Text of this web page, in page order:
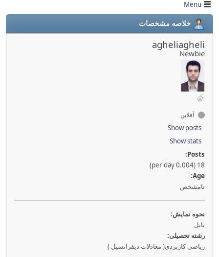
Menu
خلاصه مشخصات
agheliagheli
Newbie
آفلاین
Show posts
Show stats
Posts:
18 (0.004 per day)
Age:
نامشخص
نحوه نمايش:
بابل
رشته تحصیلی:
ریاضی کاربردی( معادلات دیفرانسیل )